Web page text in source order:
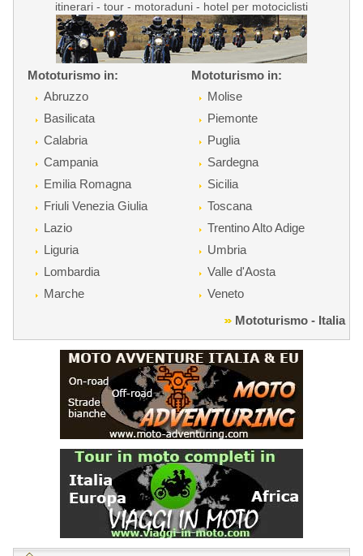
itinerari - tour - motoraduni - hotel per motociclisti
Mototurismo in:
Abruzzo
Basilicata
Calabria
Campania
Emilia Romagna
Friuli Venezia Giulia
Lazio
Liguria
Lombardia
Marche
Mototurismo in:
Molise
Piemonte
Puglia
Sardegna
Sicilia
Toscana
Trentino Alto Adige
Umbria
Valle d'Aosta
Veneto
Mototurismo - Italia